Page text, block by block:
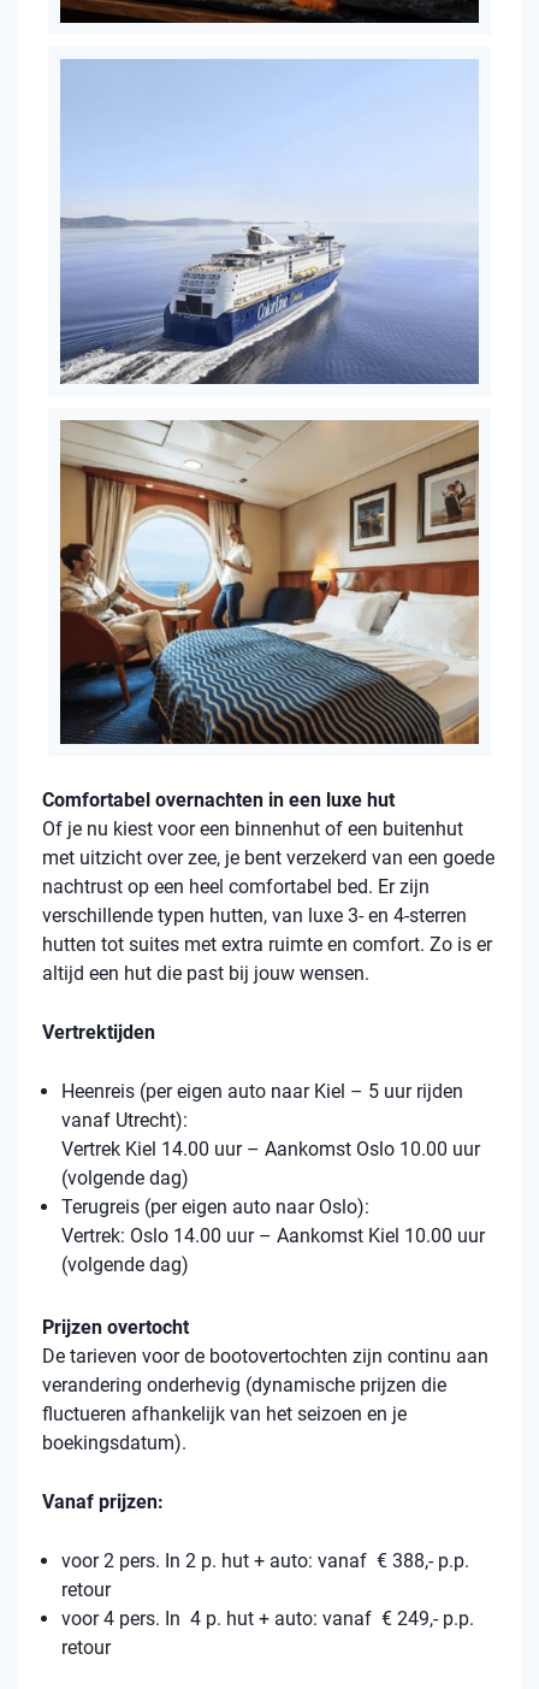
Comfortabel overnachten in een luxe hut
Of je nu kiest voor een binnenhut of een buitenhut
met uitzicht over zee, je bent verzekerd van een goede
nachtrust op een heel comfortabel bed. Er zijn
verschillende typen hutten, van luxe 3- en 4-sterren
hutten tot suites met extra ruimte en comfort. Zo is er
altijd een hut die past bij jouw wensen.
Vertrektijden
Heenreis (per eigen auto naar Kiel – 5 uur rijden
vanaf Utrecht):
Vertrek Kiel 14.00 uur – Aankomst Oslo 10.00 uur
(volgende dag)
Terugreis (per eigen auto naar Oslo):
Vertrek: Oslo 14.00 uur – Aankomst Kiel 10.00 uur
(volgende dag)
Prijzen overtocht
De tarieven voor de bootovertochten zijn continu aan
verandering onderhevig (dynamische prijzen die
fluctueren afhankelijk van het seizoen en je
boekingsdatum).
Vanaf prijzen:
voor 2 pers. In 2 p. hut + auto: vanaf € 388,- p.p.
retour
voor 4 pers. In 4 p. hut + auto: vanaf € 249,- p.p.
retour